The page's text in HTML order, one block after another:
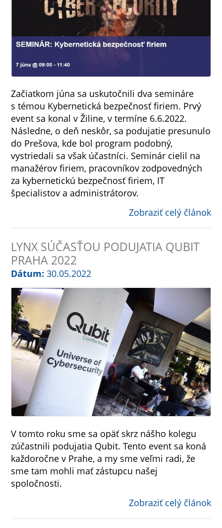
Začiatkom júna sa uskutočnili dva semináre
s témou Kybernetická bezpečnosť firiem. Prvý
event sa konal v Žiline, v termíne 6.6.2022.
Následne, o deň neskôr, sa podujatie presunulo
do Prešova, kde bol program podobný,
vystriedali sa však účastníci. Seminár cielil na
manažérov firiem, pracovníkov zodpovedných
za kybernetickú bezpečnosť firiem, IT
špecialistov a administrátorov.
Zobraziť celý článok
LYNX SÚČASŤOU PODUJATIA QUBIT
PRAHA 2022
Dátum: 30.05.2022
V tomto roku sme sa opäť skrz nášho kolegu
zúčastnili podujatia Qubit. Tento event sa koná
každoročne v Prahe, a my sme veľmi radi, že
sme tam mohli mať zástupcu našej
spoločnosti.
Zobraziť celý článok